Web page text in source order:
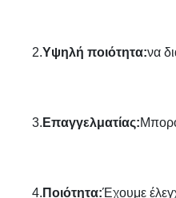
2.Υψηλή ποιότητα:να
3. Επαγγελματίας:
4. Ποιότητα:Έχουμε